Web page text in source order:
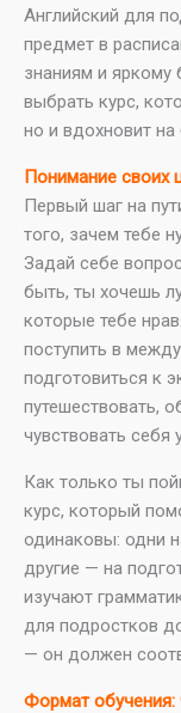
Английский для
предмет в
знаниям и яркому
выбрать курс,
но и вдохновит
Понимание своих
Первый шаг на
того, зачем тебе
Задай себе
быть, ты хочешь
которые тебе
поступить в
подготовиться к
путешествовать,
чувствовать себя
Как только ты
курс, который
одинаковы: одни
другие — на
изучают
для подростков
— он должен
Формат обучения: